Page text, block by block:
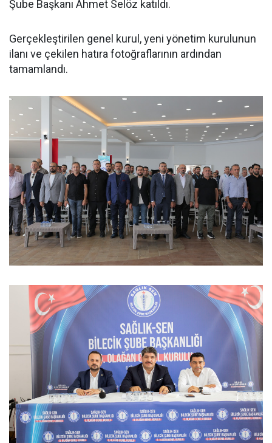
Şube Başkanı Ahmet Selöz katıldı.
Gerçekleştirilen genel kurul, yeni yönetim kurulunun
ilanı ve çekilen hatıra fotoğraflarının ardından
tamamlandı.